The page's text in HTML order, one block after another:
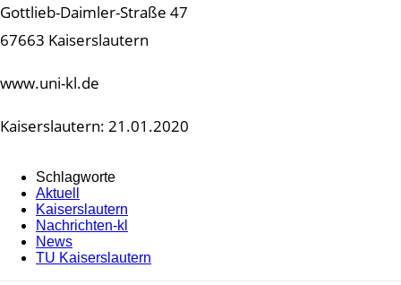
Gottlieb-Daimler-Straße 47
67663 Kaiserslautern
www.uni-kl.de
Kaiserslautern: 21.01.2020
Schlagworte
Aktuell
Kaiserslautern
Nachrichten-kl
News
TU Kaiserslautern